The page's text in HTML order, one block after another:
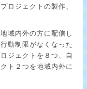
ロジェクトの製作、
域内外の方に配信し
動制限がなくなった
ジェクトを８つ、自
ト２つを地域内外に